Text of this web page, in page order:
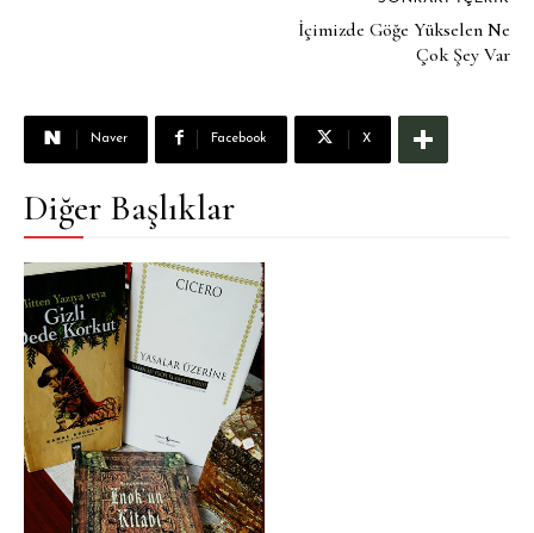
İçimizde Göğe Yükselen Ne
Çok Şey Var
Naver Facebook X
Diğer Başlıklar